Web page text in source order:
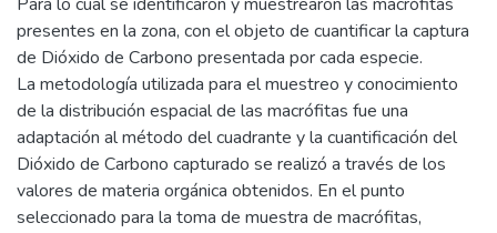
presentes en la zona, con el objeto de cuantificar la captura
de Dióxido de Carbono presentada por cada especie.
La metodología utilizada para el muestreo y conocimiento
de la distribución espacial de las macrófitas fue una
adaptación al método del cuadrante y la cuantificación del
Dióxido de Carbono capturado se realizó a través de los
valores de materia orgánica obtenidos. En el punto
seleccionado para la toma de muestra de macrófitas,